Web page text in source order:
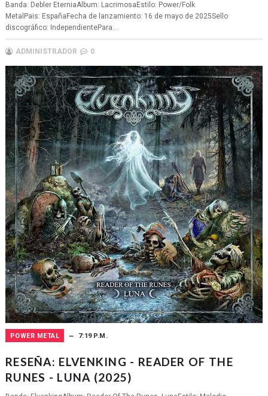
Banda: Debler EterniaAlbum: LacrimosaEstilo: Power/Folk
MetalPais: EspañaFecha de lanzamiento: 16 de mayo de 2025Sello
discográfico: IndependientePara...
ADMINISTRADOR 0
POWER METAL 7:19 P.M.
RESEÑA: ELVENKING - READER OF THE
RUNES - LUNA (2025)